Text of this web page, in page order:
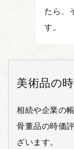
たら、
す。
美術品の
相続や企業の
骨董品の時価
ざいます。